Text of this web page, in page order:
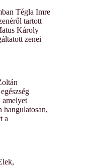
Tégla Imre
tartott
Károly
zenei
amelyet
hangulatosan,
a